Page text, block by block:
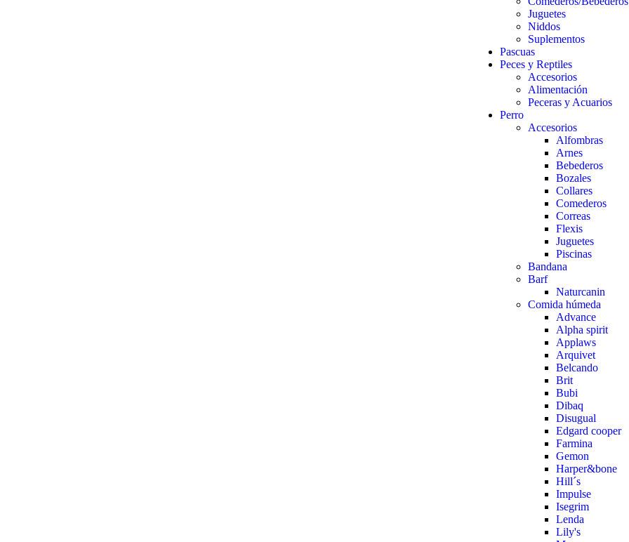
Juguetes
Niddos
Suplementos
Pascuas
Peces y Reptiles
Accesorios
Alimentación
Peceras y Acuarios
Perro
Accesorios
Alfombras
Arnes
Bebederos
Bozales
Collares
Comederos
Correas
Flexis
Juguetes
Piscinas
Bandana
Barf
Naturcanin
Comida húmeda
Advance
Alpha spirit
Applaws
Arquivet
Belcando
Brit
Bubi
Dibaq
Disugual
Edgard cooper
Farmina
Gemon
Harper&bone
Hill´s
Impulse
Isegrim
Lenda
Lily's